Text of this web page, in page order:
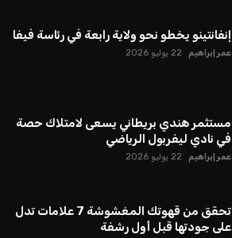
إنفانتينو يخطو نحو ولاية رابعة في رئاسة فيفا
عمر إبراهيم 22 يوليو 2026
مستثمر هندي بريطاني يسعى لامتلاك حصة
في نادي ليفربول الرياضي
عمر إبراهيم 22 يوليو 2026
تحقق من قهوتك المغشوشة 7 علامات تدل
على جودتها قبل أول رشفة